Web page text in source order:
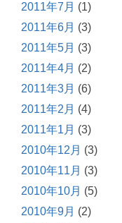
2011年7月 (1)
2011年6月 (3)
2011年5月 (3)
2011年4月 (2)
2011年3月 (6)
2011年2月 (4)
2011年1月 (3)
2010年12月 (3)
2010年11月 (3)
2010年10月 (5)
2010年9月 (2)